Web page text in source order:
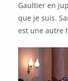
Gaultier en
que je suis.
est une autre